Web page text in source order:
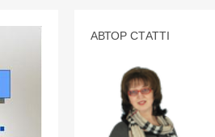
АВТОР СТАТТІ